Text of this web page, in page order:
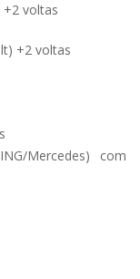
+2 voltas
+2 voltas
Mercedes) com